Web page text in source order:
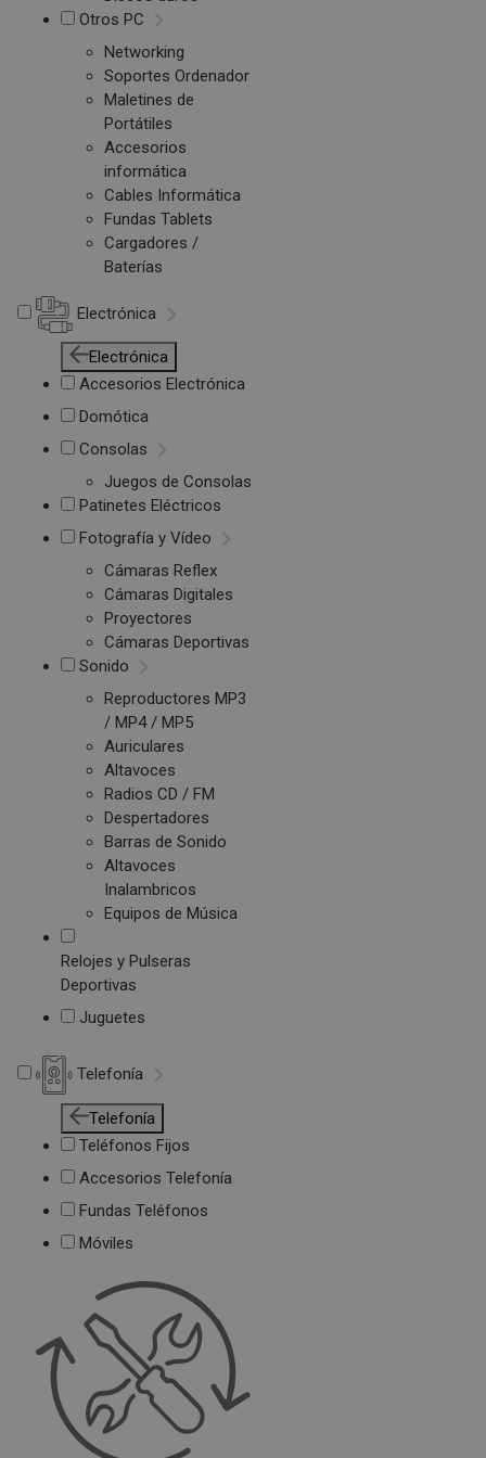
Otros PC
Networking
Soportes Ordenador
Maletines de
Portátiles
Accesorios
informática
Cables Informática
Fundas Tablets
Cargadores /
Baterías
Electrónica
Electrónica
Accesorios Electrónica
Domótica
Consolas
Juegos de Consolas
Patinetes Eléctricos
Fotografía y Vídeo
Cámaras Reflex
Cámaras Digitales
Proyectores
Cámaras Deportivas
Sonido
Reproductores MP3
/ MP4 / MP5
Auriculares
Altavoces
Radios CD / FM
Despertadores
Barras de Sonido
Altavoces
Inalambricos
Equipos de Música
Relojes y Pulseras
Deportivas
Juguetes
Telefonía
Telefonía
Teléfonos Fijos
Accesorios Telefonía
Fundas Teléfonos
Móviles